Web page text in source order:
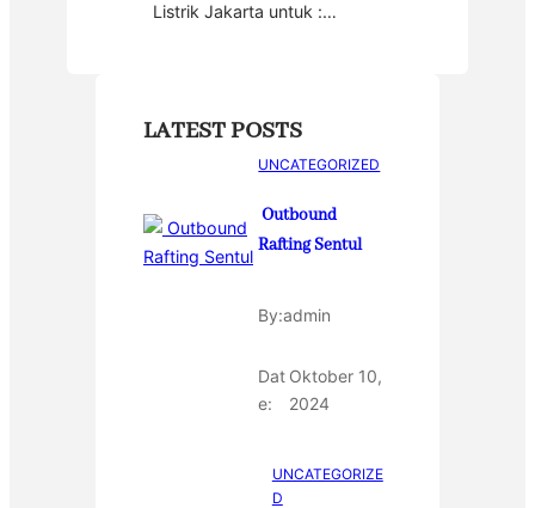
Listrik Jakarta untuk :…
LATEST POSTS
UNCATEGORIZED
Outbound
Rafting Sentul
By:admin
Dat
e:
Oktober 10,
2024
UNCATEGORIZE
D